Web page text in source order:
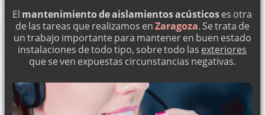
El mantenimiento de aislamientos acústicoses otra
de las tareas que realizamos enZaragoza. Se trata de
un trabajo importante para mantener en buen estado
instalaciones de todo tipo, sobre todo las exteriores
que se ven expuestas circunstancias negativas.